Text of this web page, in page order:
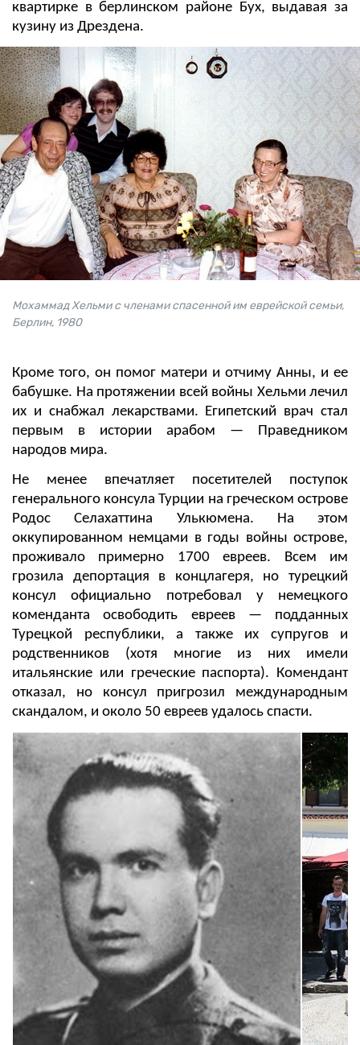
квартирке в берлинском районе Бух, выдавая за
кузину из Дрездена.
Мохаммад Хельми с членами спасенной им еврейской семьи,
Берлин, 1980
Кроме того, он помог матери и отчиму Анны, и ее
бабушке. На протяжении всей войны Хельми лечил
их и снабжал лекарствами. Египетский врач стал
первым в истории арабом — Праведником
народов мира.
Не менее впечатляет посетителей поступок
генерального консула Турции на греческом острове
Родос Селахаттина Улькюмена. На этом
оккупированном немцами в годы войны острове,
проживало примерно 1700 евреев. Всем им
грозила депортация в концлагеря, но турецкий
консул официально потребовал у немецкого
коменданта освободить евреев — подданных
Турецкой республики, а также их супругов и
родственников (хотя многие из них имели
итальянские или греческие паспорта). Комендант
отказал, но консул пригрозил международным
скандалом, и около 50 евреев удалось спасти.